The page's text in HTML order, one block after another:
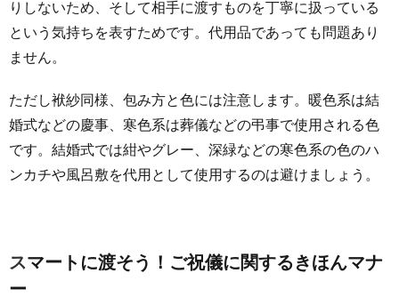
りしないため、そして相手に渡すものを丁寧に扱っている
という気持ちを表すためです。代用品であっても問題あり
ません。
ただし袱紗同様、包み方と色には注意します。暖色系は結
婚式などの慶事、寒色系は葬儀などの弔事で使用される色
です。結婚式では紺やグレー、深緑などの寒色系の色のハ
ンカチや風呂敷を代用として使用するのは避けましょう。
スマートに渡そう！ご祝儀に関するきほんマナ
ー